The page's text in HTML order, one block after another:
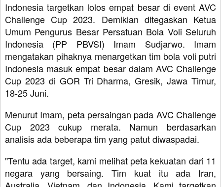
Indonesia targetkan lolos empat besar di event AVC
Challenge Cup 2023. Demikian ditegaskan Ketua
Umum Pengurus Besar Persatuan Bola Voli Seluruh
Indonesia (PP PBVSI) Imam Sudjarwo. Imam
mengatakan pihaknya menargetkan tim bola voli putri
Indonesia masuk empat besar dalam AVC Challenge
Cup 2023 di GOR Tri Dharma, Gresik, Jawa Timur,
18-25 Juni.
Menurut Imam, peta persaingan pada AVC Challenge
Cup 2023 cukup merata. Namun berdasarkan
analisis ada beberapa tim yang patut diwaspadai.
"Tentu ada target, kami melihat peta kekuatan dari 11
negara yang bersaing. Tim kuat itu ada Iran,